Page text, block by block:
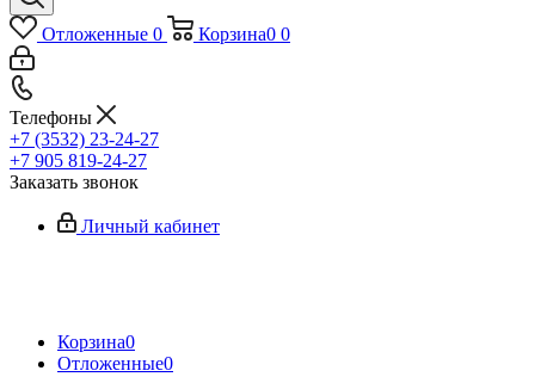
Отложенные 0 Корзина0 0
Телефоны
+7 (3532) 23-24-27
+7 905 819-24-27
Заказать звонок
Личный кабинет
Корзина0
Отложенные0